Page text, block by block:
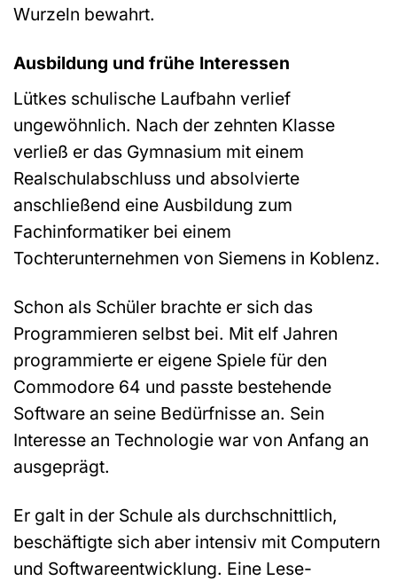
Wurzeln bewahrt.
Ausbildung und frühe Interessen
Lütkes schulische Laufbahn verlief
ungewöhnlich. Nach der zehnten Klasse
verließ er das Gymnasium mit einem
Realschulabschluss und absolvierte
anschließend eine Ausbildung zum
Fachinformatiker bei einem
Tochterunternehmen von Siemens in Koblenz.
Schon als Schüler brachte er sich das
Programmieren selbst bei. Mit elf Jahren
programmierte er eigene Spiele für den
Commodore 64 und passte bestehende
Software an seine Bedürfnisse an. Sein
Interesse an Technologie war von Anfang an
ausgeprägt.
Er galt in der Schule als durchschnittlich,
beschäftigte sich aber intensiv mit Computern
und Softwareentwicklung. Eine Lese-